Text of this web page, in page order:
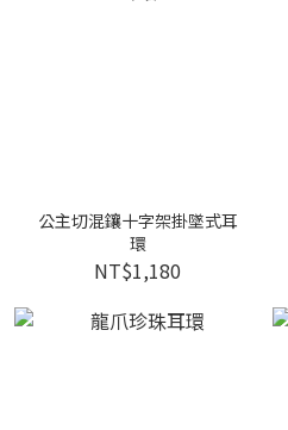
公主切混鑲十字架掛墜式耳
環
NT$1,180